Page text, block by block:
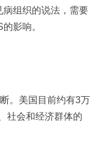
组织的说法，需要
影响。
。美国目前约有3万
社会和经济群体的